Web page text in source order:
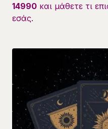
14990 και μάθετε τι
εσάς.